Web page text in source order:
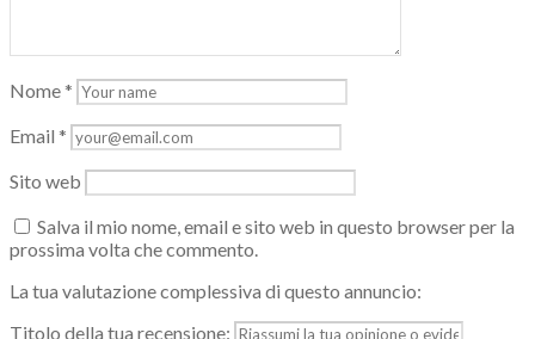
Nome*
Email *
Sito web
Salva il mio nome, email e sito web in questo browser per la
prossima volta che commento.
La tua valutazione complessiva di questo annuncio:
Titolo della tua recensione: